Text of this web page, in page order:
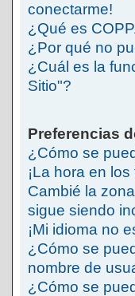
conectarme!
¿Qué es
¿Por qué no
¿Cuál es la
Sitio"?
Preferencias
¿Cómo se
¡La hora en
Cambié la
sigue siendo
¡Mi idioma no
¿Cómo se
nombre de
¿Cómo se